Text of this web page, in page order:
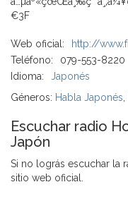
€3F
Web oficial:
http://
Teléfono:
079-553-8220
Idioma:
Japonés
Géneros: Habla Japonés
Escuchar radio
Japón
Si no lográs escuchar la
sitio web oficial.